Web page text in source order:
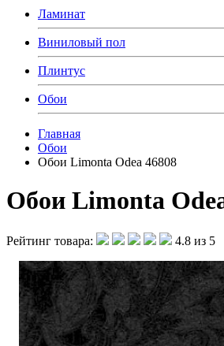
Ламинат
Виниловый пол
Плинтус
Обои
Главная
Обои
Обои Limonta Odea 46808
Обои Limonta
Рейтинг товара: 4.8 из 5